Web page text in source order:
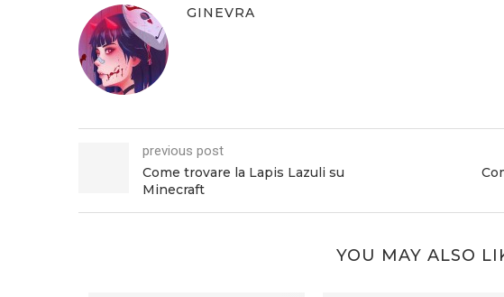
GINEVRA
previous post
Come trovare la Lapis Lazuli su
Minecraft
YOU MAY ALSO